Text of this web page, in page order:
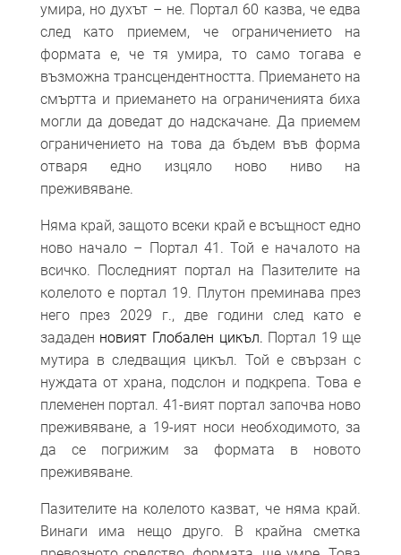
умира, но духът – не. Портал 60 казва, че едва
след като приемем, че ограничението на
формата е, че тя умира, то само тогава е
възможна трансцендентността. Приемането на
смъртта и приемането на ограниченията биха
могли да доведат до надскачане. Да приемем
ограничението на това да бъдем във форма
отваря едно изцяло ново ниво на
преживяване.
Няма край, защото всеки край е всъщност едно
ново начало – Портал 41. Той е началото на
всичко. Последният портал на Пазителите на
колелото е портал 19. Плутон преминава през
него през 2029 г., две години след като е
зададен новият Глобален цикъл. Портал 19 ще
мутира в следващия цикъл. Той е свързан с
нуждата от храна, подслон и подкрепа. Това е
племенен портал. 41-вият портал започва ново
преживяване, а 19-ият носи необходимото, за
да се погрижим за формата в новото
преживяване.
Пазителите на колелото казват, че няма край.
Винаги има нещо друго. В крайна сметка